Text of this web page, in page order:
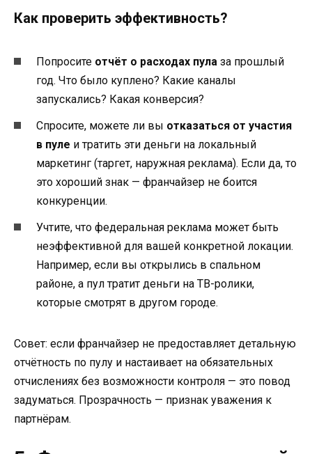
Как проверить эффективность?
Попросите отчёт о расходах пула за прошлый
год. Что было куплено? Какие каналы
запускались? Какая конверсия?
Спросите, можете ли вы отказаться от участия
в пуле и тратить эти деньги на локальный
маркетинг (таргет, наружная реклама). Если да, то
это хороший знак — франчайзер не боится
конкуренции.
Учтите, что федеральная реклама может быть
неэффективной для вашей конкретной локации.
Например, если вы открылись в спальном
районе, а пул тратит деньги на ТВ-ролики,
которые смотрят в другом городе.
Совет: если франчайзер не предоставляет детальную
отчётность по пулу и настаивает на обязательных
отчислениях без возможности контроля — это повод
задуматься. Прозрачность — признак уважения к
партнёрам.